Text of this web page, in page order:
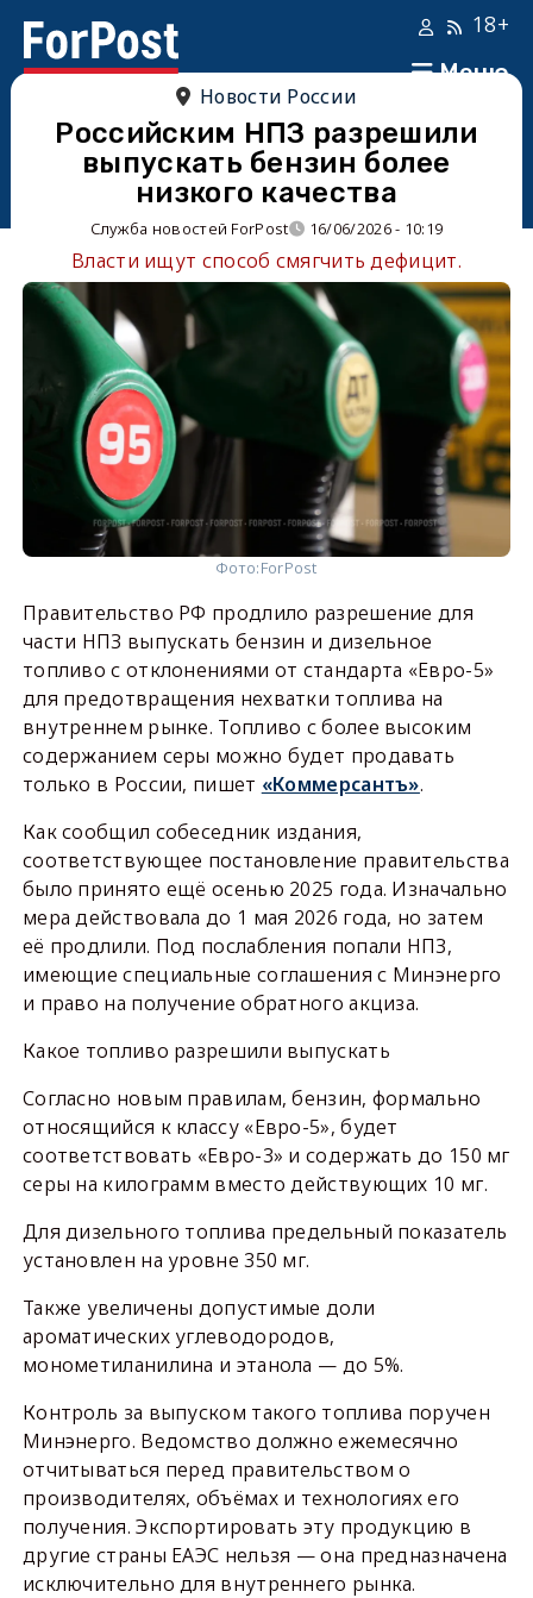
Меню
18+
Новости России
Российским НПЗ разрешили
выпускать бензин более
низкого качества
Служба новостей ForPost 16/06/2026 - 10:19
Власти ищут способ смягчить дефицит.
Фото:ForPost
Правительство РФ продлило разрешение для
части НПЗ выпускать бензин и дизельное
топливо с отклонениями от стандарта «Евро-5»
для предотвращения нехватки топлива на
внутреннем рынке. Топливо с более высоким
содержанием серы можно будет продавать
только в России, пишет «Коммерсантъ».
Как сообщил собеседник издания,
соответствующее постановление правительства
было принято ещё осенью 2025 года. Изначально
мера действовала до 1 мая 2026 года, но затем
её продлили. Под послабления попали НПЗ,
имеющие специальные соглашения с Минэнерго
и право на получение обратного акциза.
Какое топливо разрешили выпускать
Согласно новым правилам, бензин, формально
относящийся к классу «Евро-5», будет
соответствовать «Евро-3» и содержать до 150 мг
серы на килограмм вместо действующих 10 мг.
Для дизельного топлива предельный показатель
установлен на уровне 350 мг.
Также увеличены допустимые доли
ароматических углеводородов,
монометиланилина и этанола — до 5%.
Контроль за выпуском такого топлива поручен
Минэнерго. Ведомство должно ежемесячно
отчитываться перед правительством о
производителях, объёмах и технологиях его
получения. Экспортировать эту продукцию в
другие страны ЕАЭС нельзя — она предназначена
исключительно для внутреннего рынка.